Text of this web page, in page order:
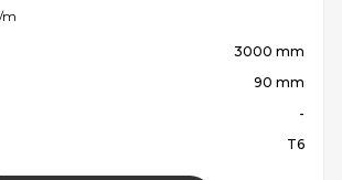
3000 mm
90 mm
-
T6
m